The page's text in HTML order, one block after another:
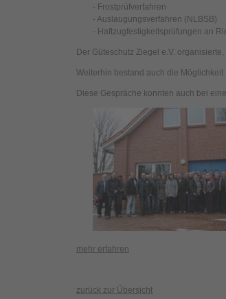
- Frostprüfverfahren
- Auslaugungsverfahren (NLBSB)
- Haftzugfestigkeitsprüfungen an
Der Güteschutz Ziegel e.V.
Weiterhin bestand auch die
Diese Gespräche konnten auch bei
mehr erfahren
zurück zur Übersicht